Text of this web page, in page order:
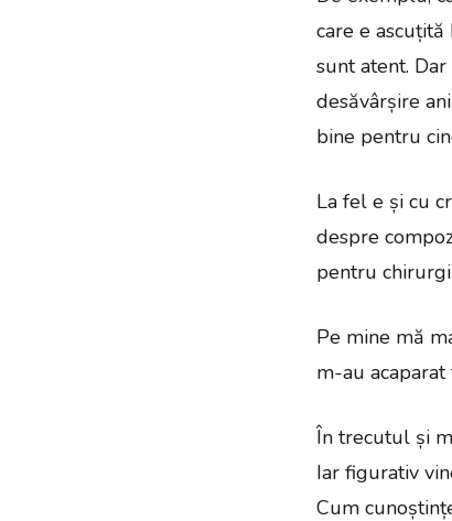
care e
sunt atent.
desăvârșire
bine pentru
La fel e și cu
despre
pentru
Pe mine mă
m-au
În trecutul și
Iar figurativ
Cum